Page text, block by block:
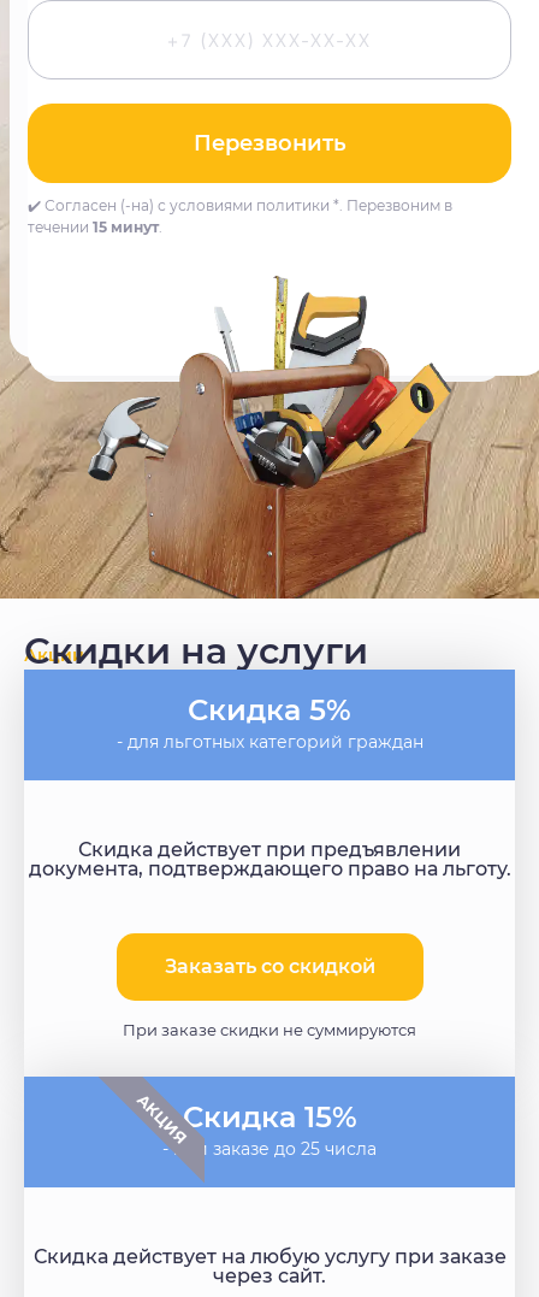
Перезвонить
✔️ Согласен (-на) с условиями политики *. Перезвоним в
течении 15 минут.
Акции
Скидки на услуги
Скидка 5%
- для льготных категорий граждан
Скидка действует при предъявлении
документа, подтверждающего право на льготу.
Заказать со скидкой​
При заказе скидки не суммируются
АКЦИЯСкидка 15%
- при заказе до 25 числа
Скидка действует на любую услугу при заказе
через сайт.